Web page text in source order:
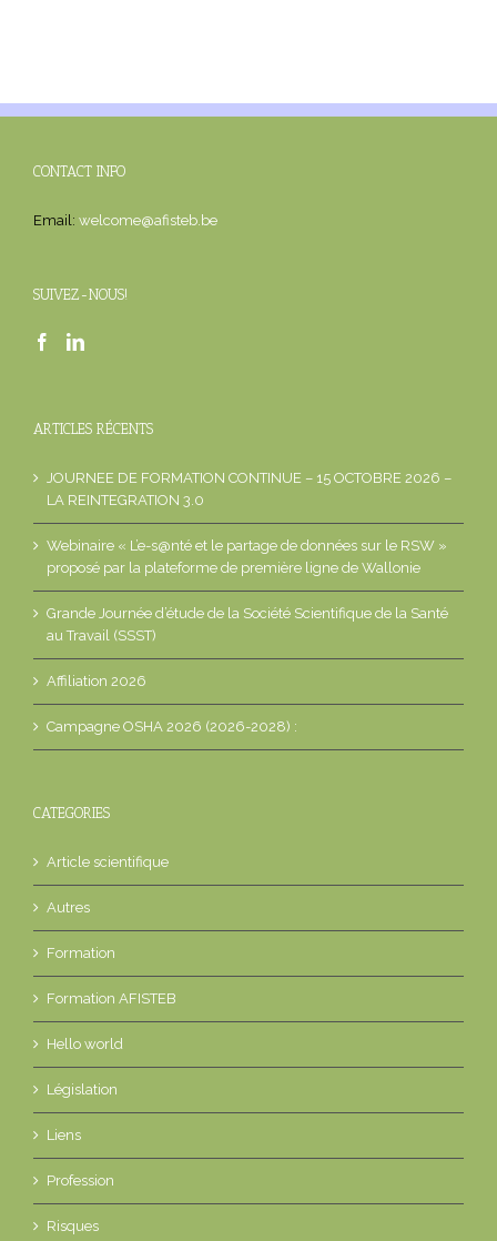
CONTACT INFO
Email: welcome@afisteb.be
SUIVEZ-NOUS!
ARTICLES RÉCENTS
JOURNEE DE FORMATION CONTINUE – 15 OCTOBRE 2026 –
LA REINTEGRATION 3.0
Webinaire « L’e-s@nté et le partage de données sur le RSW »
proposé par la plateforme de première ligne de Wallonie
Grande Journée d’étude de la Société Scientifique de la Santé
au Travail (SSST)
Affiliation 2026
Campagne OSHA 2026 (2026-2028) :
CATEGORIES
Article scientifique
Autres
Formation
Formation AFISTEB
Hello world
Législation
Liens
Profession
Risques